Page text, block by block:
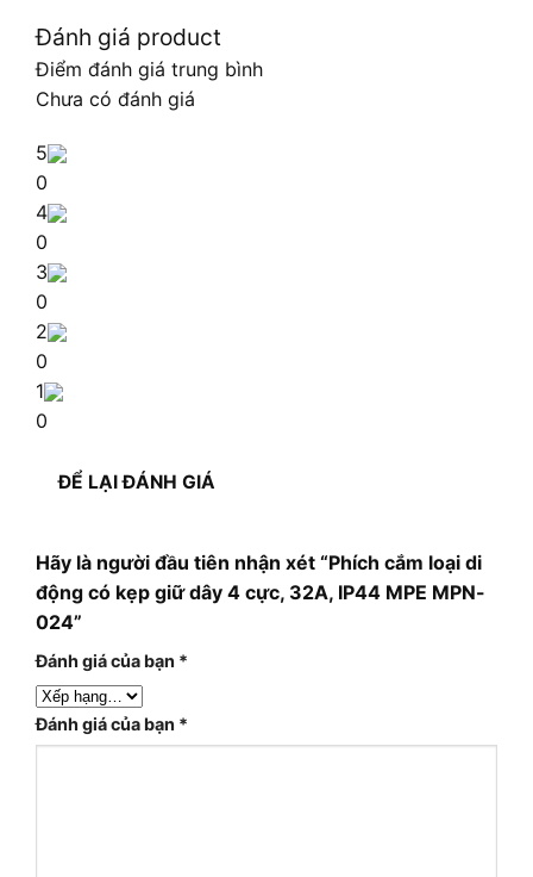
Đánh giá product
Điểm đánh giá trung bình
Chưa có đánh giá
5
0
4
0
3
0
2
0
1
0
ĐỂ LẠI ĐÁNH GIÁ
Hãy là người đầu tiên nhận xét “Phích cắm loại di
động có kẹp giữ dây 4 cực, 32A, IP44 MPE MPN-
024”
Đánh giá của bạn *
Đánh giá của bạn *